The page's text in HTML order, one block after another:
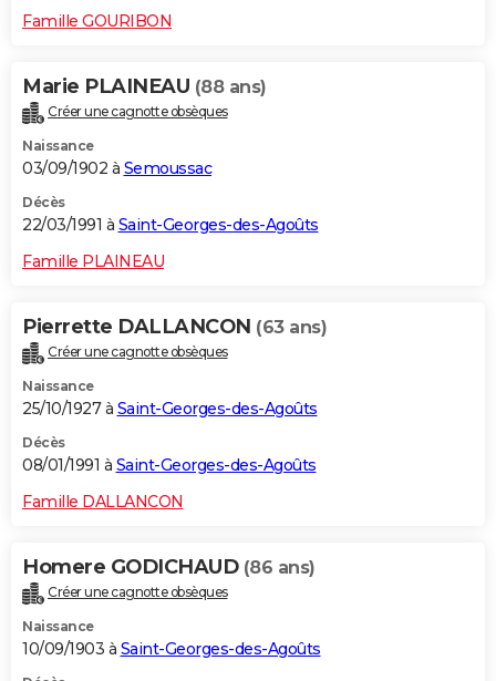
Famille GOURIBON
Marie PLAINEAU (88 ans)
Créer une cagnotte obsèques
Naissance
03/09/1902 à Semoussac
Décès
22/03/1991 à Saint-Georges-des-Agoûts
Famille PLAINEAU
Pierrette DALLANCON (63 ans)
Créer une cagnotte obsèques
Naissance
25/10/1927 à Saint-Georges-des-Agoûts
Décès
08/01/1991 à Saint-Georges-des-Agoûts
Famille DALLANCON
Homere GODICHAUD (86 ans)
Créer une cagnotte obsèques
Naissance
10/09/1903 à Saint-Georges-des-Agoûts